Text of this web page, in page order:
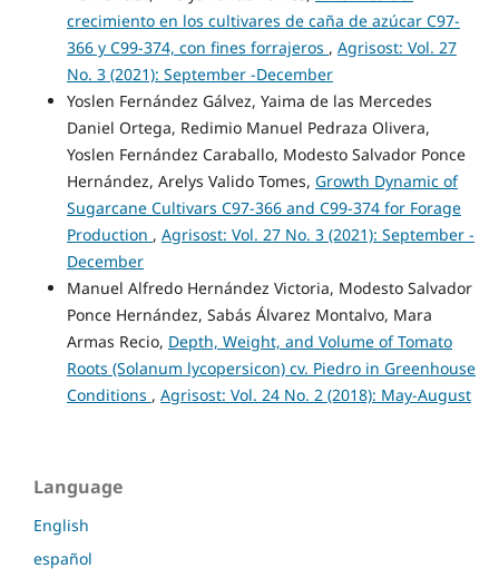
crecimiento en los cultivares de caña de azúcar C97-
366 y C99-374, con fines forrajeros , Agrisost: Vol. 27
No. 3 (2021): September -December
Yoslen Fernández Gálvez, Yaima de las Mercedes
Daniel Ortega, Redimio Manuel Pedraza Olivera,
Yoslen Fernández Caraballo, Modesto Salvador Ponce
Hernández, Arelys Valido Tomes, Growth Dynamic of
Sugarcane Cultivars C97-366 and C99-374 for Forage
Production , Agrisost: Vol. 27 No. 3 (2021): September -
December
Manuel Alfredo Hernández Victoria, Modesto Salvador
Ponce Hernández, Sabás Álvarez Montalvo, Mara
Armas Recio, Depth, Weight, and Volume of Tomato
Roots (Solanum lycopersicon) cv. Piedro in Greenhouse
Conditions , Agrisost: Vol. 24 No. 2 (2018): May-August
Language
English
español